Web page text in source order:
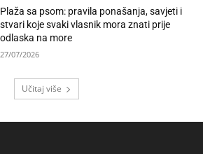
Plaža sa psom: pravila ponašanja, savjeti i
stvari koje svaki vlasnik mora znati prije
odlaska na more
27/07/2026
Učitaj više